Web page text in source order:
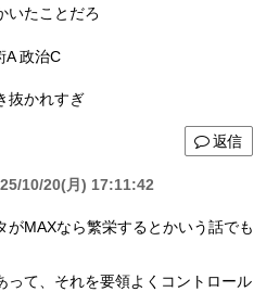
いたことだろ
A 政治C
抜かれすぎ
返信
10/20(月) 17:11:42
がMAXなら繁栄するとかいう話でも
って、それを要領よくコントロール